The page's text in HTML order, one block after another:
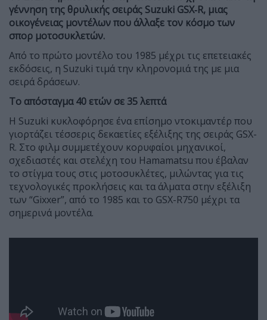
γέννηση της θρυλικής σειράς Suzuki GSX‑R, μιας
οικογένειας μοντέλων που άλλαξε τον κόσμο των
σπορ μοτοσυκλετών.
Από το πρώτο μοντέλο του 1985 μέχρι τις επετειακές
εκδόσεις, η Suzuki τιμά την κληρονομιά της με μια
σειρά δράσεων.
Το απόσταγμα 40 ετών σε 35 λεπτά
Η Suzuki κυκλοφόρησε ένα επίσημο ντοκιμαντέρ που
γιορτάζει τέσσερις δεκαετίες εξέλιξης της σειράς GSX-
R. Στο φιλμ συμμετέχουν κορυφαίοι μηχανικοί,
σχεδιαστές και στελέχη του Hamamatsu που έβαλαν
το στίγμα τους στις μοτοσυκλέτες, μιλώντας για τις
τεχνολογικές προκλήσεις και τα άλματα στην εξέλιξη
των “Gixxer”, από το 1985 και το GSX-R750 μέχρι τα
σημερινά μοντέλα.